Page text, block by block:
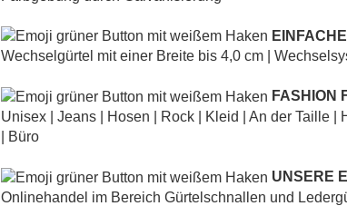
Wechselgürtel mit einer Breite bis 4,0 cm |
FASHION
Unisex | Jeans | Hosen | Rock | Kleid | An der Taille |
| Büro
UNSERE
Onlinehandel im Bereich Gürtelschnallen und